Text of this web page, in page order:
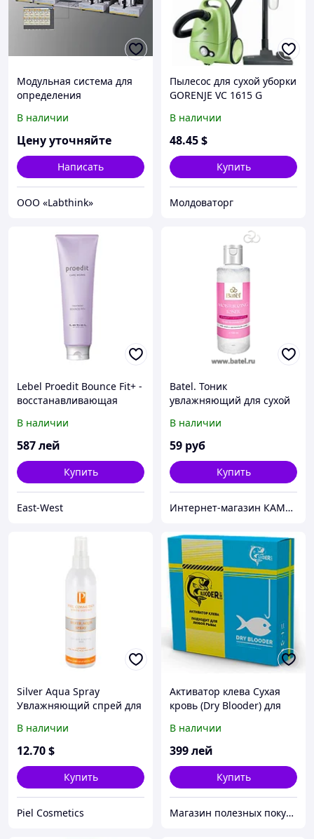
Модульная система для
определения
упаковки сухого молоко
В наличии
Цену уточняйте
Написать
ООО «Labthink»
Пылесос для сухой уборки
GORENJE VC 1615 G
В наличии
48.45$
Купить
Молдоваторг
Lebel Proedit Bounce Fit+ -
восстанавливающая
поврежденных, сухих,
ломких волос, 250 мл
В наличии
587лей
Купить
East-West
Batel. Тоник
увлажняющий для сухой
В наличии
59 руб
Купить
Интернет-магазин КАМЕЛИЯ
Silver Aqua Spray
Увлажняющий спрей для
чувствительной кожи
В наличии
12.70$
Купить
Piel Cosmetics
Активатор клева Сухая
кровь (Dry Blooder) для
В наличии
399лей
Купить
Магазин полезных покупок "Goodbuy"